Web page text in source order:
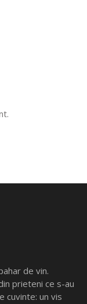
de vin.
prieteni ce s-au
cuvinte: un vis